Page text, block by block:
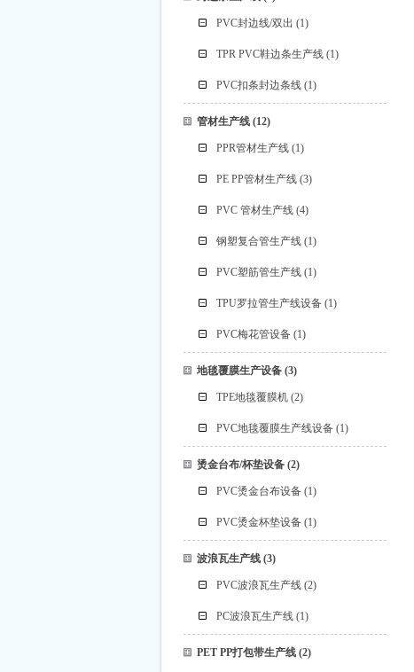
PVC封边线/双出 (1)
TPR PVC鞋边条生产线 (1)
PVC扣条封边条线 (1)
管材生产线(12)
PPR管材生产线 (1)
PE PP管材生产线 (3)
PVC 管材生产线 (4)
钢塑复合管生产线 (1)
PVC塑筋管生产线 (1)
TPU罗拉管生产线设备 (1)
PVC梅花管设备 (1)
地毯覆膜生产设备(3)
TPE地毯覆膜机 (2)
PVC地毯覆膜生产线设备 (1)
烫金台布/杯垫设备(2)
PVC烫金台布设备 (1)
PVC烫金杯垫设备 (1)
波浪瓦生产线(3)
PVC波浪瓦生产线 (2)
PC波浪瓦生产线 (1)
PET PP打包带生产线(2)